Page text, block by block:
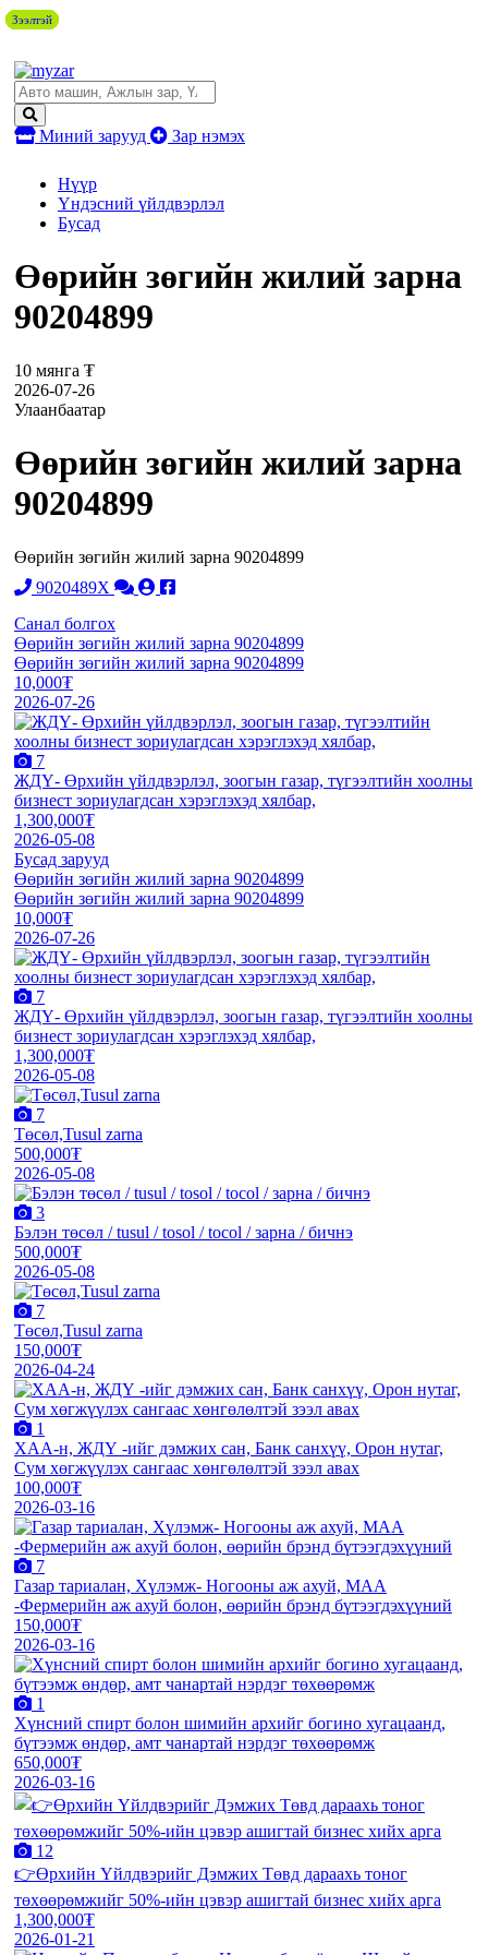
Миний зарууд Зар нэмэх
Нүүр
Үндэсний үйлдвэрлэл
Бусад
Өөрийн зөгийн жилий зарна
90204899
10 мянга ₮
2026-07-26
Улаанбаатар
Өөрийн зөгийн жилий зарна
90204899
Өөрийн зөгийн жилий зарна 90204899
9020489X
Санал болгох
Өөрийн зөгийн жилий зарна 90204899
Өөрийн зөгийн жилий зарна 90204899
10,000₮
2026-07-26
Зээлтэй
7
ЖДҮ- Өрхийн үйлдвэрлэл, зоогын газар, түгээлтийн хоолны
бизнест зориулагдсан хэрэглэхэд хялбар,
1,300,000₮
2026-05-08
Бусад зарууд
Өөрийн зөгийн жилий зарна 90204899
Өөрийн зөгийн жилий зарна 90204899
10,000₮
2026-07-26
Зээлтэй
7
ЖДҮ- Өрхийн үйлдвэрлэл, зоогын газар, түгээлтийн хоолны
бизнест зориулагдсан хэрэглэхэд хялбар,
1,300,000₮
2026-05-08
7
Төсөл,Tusul zarna
500,000₮
2026-05-08
3
Бэлэн төсөл / tusul / tosol / tocol / зарна / бичнэ
500,000₮
2026-05-08
7
Төсөл,Tusul zarna
150,000₮
2026-04-24
1
XАА-н, ЖДҮ -ийг дэмжиx сан, Банк санxүү, Орон нутаг,
Сум хөгжүүлэх сангаас хөнгөлөлтэй зээл авах
100,000₮
2026-03-16
7
Газар тариалан, Хүлэмж- Ногооны аж ахуй, МАА
-Фермерийн аж ахуй болон, өөрийн брэнд бүтээгдэхүүний
150,000₮
2026-03-16
1
Хүнсний спирт болон шимийн архийг богино хугацаанд,
бүтээмж өндөр, амт чанартай нэрдэг төхөөрөмж
650,000₮
2026-03-16
Зээлтэй
12
👉Өрхийн Үйлдвэрийг Дэмжих Төвд дараахь тоног
төхөөрөмжийг 50%-ийн цэвэр ашигтай бизнес хийх арга
1,300,000₮
2026-01-21
Зээлтэй